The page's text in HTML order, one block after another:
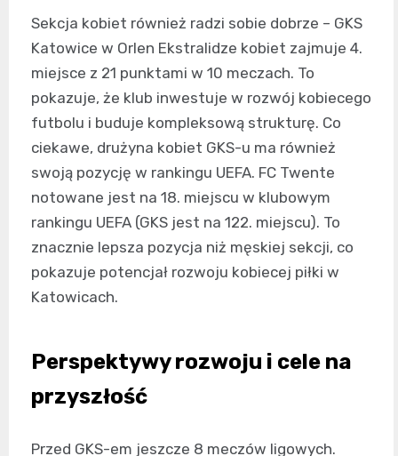
Sekcja kobiet również radzi sobie dobrze – GKS
Katowice w Orlen Ekstralidze kobiet zajmuje 4.
miejsce z 21 punktami w 10 meczach. To
pokazuje, że klub inwestuje w rozwój kobiecego
futbolu i buduje kompleksową strukturę. Co
ciekawe, drużyna kobiet GKS-u ma również
swoją pozycję w rankingu UEFA. FC Twente
notowane jest na 18. miejscu w klubowym
rankingu UEFA (GKS jest na 122. miejscu). To
znacznie lepsza pozycja niż męskiej sekcji, co
pokazuje potencjał rozwoju kobiecej piłki w
Katowicach.
Perspektywy rozwoju i cele na
przyszłość
Przed GKS-em jeszcze 8 meczów ligowych.